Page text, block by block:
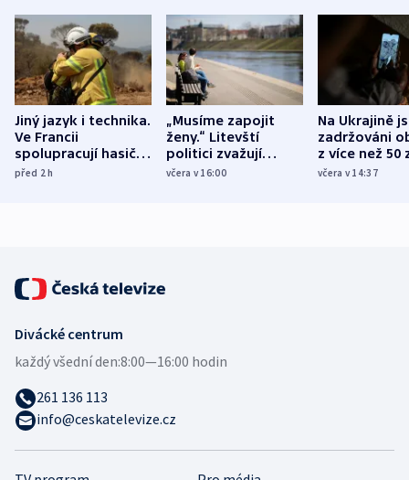
Jiný jazyk i technika.
Ve Francii
spolupracují hasiči z
různých zemí
před 2h
„Musíme zapojit
ženy.“ Litevští
politici zvažují
dohodu o
včera v 16:00
Na Ukrajině
zadržováni
z více než 50
Bojovali na
včera v 14:37
Divácké centrum
každý všední den:8:00—16:00 hodin
261 136 113
info@ceskatelevize.cz